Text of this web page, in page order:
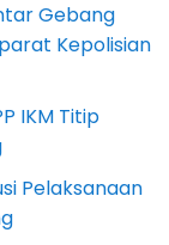
Gebang
Kepolisian
IKM Titip
Pelaksanaan